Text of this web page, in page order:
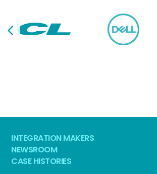
INTEGRATION MAKERS
NEWSROOM
CASE HISTORIES